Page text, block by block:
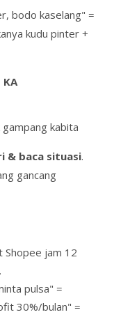
bodo kaselang" =
kudu pinter +
KA
kabita
& baca situasi.
gancang
Shopee jam 12
pulsa" =
30%/bulan" =